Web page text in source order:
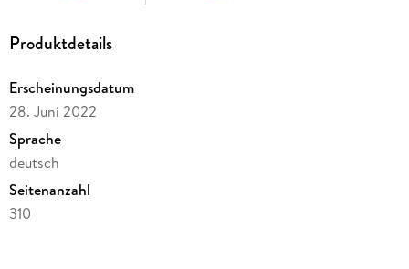
Produktdetails
Erscheinungsdatum
28. Juni 2022
Sprache
deutsch
Seitenanzahl
310